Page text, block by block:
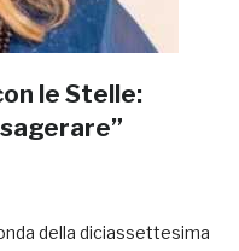
le Stelle:
della diciassettesima